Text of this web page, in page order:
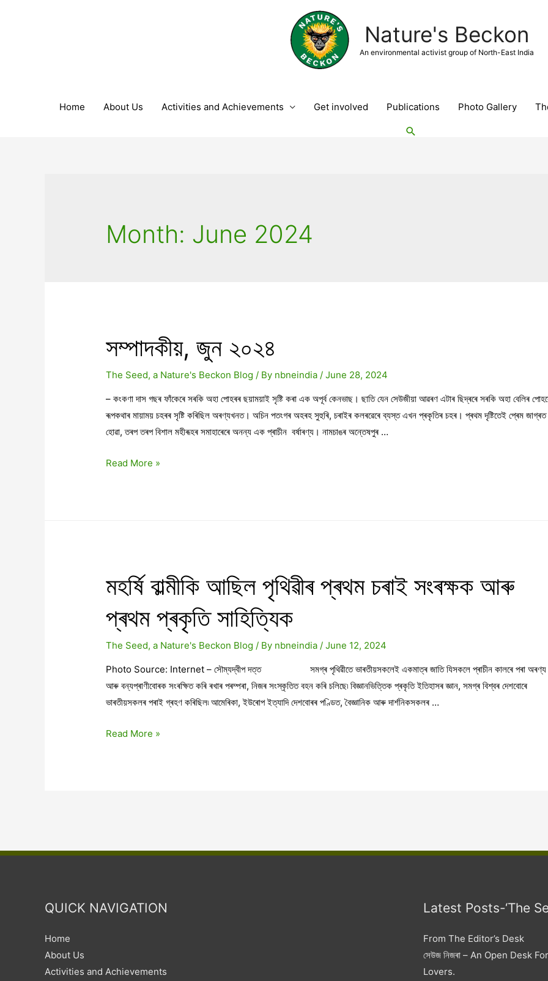
Nature's Beckon
An environmental activist group of North-East India
Home About Us Activities and Achievements Get involved Publications Photo Gallery
Search
Month: June 2024
সম্পাদকীয়, জুন ২০২৪
The Seed, a Nature's Beckon Blog / By nbneindia /June 28, 2024
– কংকণা দাস গছৰ ফাঁকেৰে সৰকি অহা পোহৰৰ ছয়াময়াই সৃষ্টি কৰা এক অপূৰ্ব কেনভাছ। ছাতি যেন সেউজীয়া আৱৰণ এটাৰ ছিদ্ৰৰে সৰকি অহা বেলিৰ
ৰূপকথাৰ মায়াময় চহৰৰ সৃষ্টি কৰিছিল অৰণ্যখনত। অচিন পতংগৰ অহৰহ সুহুৰি, চৰাইৰ কলৰৱেৰে ব্যস্ত এখন প্ৰকৃতিৰ চহৰ। প্ৰথম দৃষ্টিতেই প্ৰেম জাগ্ৰত
হোৱা, তৰপ তৰপ বিশাল মহীৰূহৰ সমাহাৰেৰে অনন্য এক প্ৰাচীন বৰ্ষাৰণ্য। নামচাঙৰ অন্তেষপুৰ …
সম্পাদকীয়,
Read More »
মহৰ্ষি বাল্মীকি আছিল পৃথিৱীৰ প্ৰথম চৰাই সংৰক্ষক আৰু
প্ৰথম প্ৰকৃতি সাহিত্যিক
The Seed, a Nature's Beckon Blog / By nbneindia /June 12, 2024
Photo Source: Internet – সৌম্যদ্বীপ দত্ত সমগ্ৰ পৃথিৱীতে ভাৰতীয়সকলেই একমাত্ৰ জাতি যিসকলে প্ৰাচীন কালৰে পৰা অৰণ্য
আৰু বন্যপ্ৰাণীবোৰক সংৰক্ষিত কৰি ৰখাৰ পৰম্পৰা, নিজৰ সংস্কৃতিত বহন কৰি চলিছে৷ বিজ্ঞানভিত্তিক প্ৰকৃতি ইতিহাসৰ জ্ঞান, সমগ্ৰ বিশ্বৰ দেশবোৰে
ভাৰতীয়সকলৰ পৰাই গ্ৰহণ কৰিছিল৷ আমেৰিকা, ইউৰোপ ইত্যাদি দেশবোৰৰ পণ্ডিত, বৈজ্ঞানিক আৰু দাৰ্শনিকসকলৰ …
মহৰ্ষি
আৰু
Read More »
QUICK NAVIGATION
Home
About Us
Activities and Achievements
Latest Posts-‘The
From The Editor’s Desk
সেউজ নিজৰা – An Open Desk
Lovers.